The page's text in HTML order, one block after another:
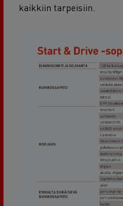
kaikkiin tarpeisiin.